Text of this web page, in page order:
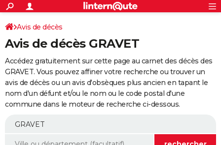
ACTUALITÉS
Politique
Société
Faits Divers
Education
Monde
Villes
+
SPORT
Coupe du monde 2026
Football
Tennis
Cyclisme
Rugby
Forum
Programme TV
TNT
Streaming
Cinéma
Sorties cinéma
Musique
+
FINANCE
Retraite
Epargne
Immobilier
Risques naturels par ville
Banque
Assurance
AUTO
Essais
Réserver un essai
Citadines
Berlines
SUV
Forum auto
+
Mobiles
Meilleur smartphone
Internet
Ordinateurs
Jeux vidéo
Guide high-tech
Avis de décès
Avis de décès GRAVET
Accédez gratuitement sur cette page au carnet des décès des
GRAVET. Vous pouvez affiner votre recherche ou trouver un
avis de décès ou un avis d'obsèques plus ancien en tapant le
nom d'un défunt et/ou le nom ou le code postal d'une
commune dans le moteur de recherche ci-dessous.